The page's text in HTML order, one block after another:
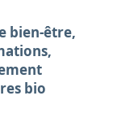
bien-être,
bio